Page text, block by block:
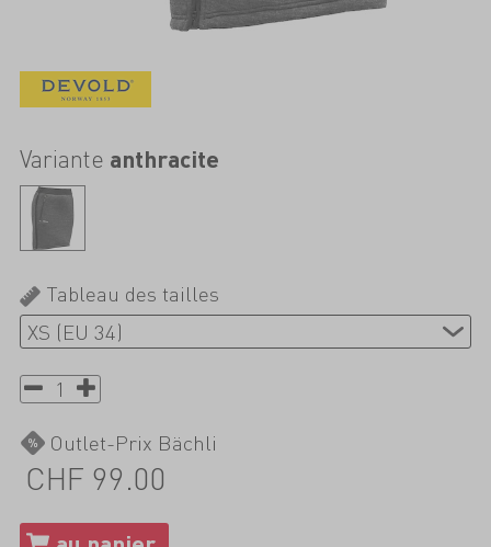
Variante anthracite
Tableau des tailles
Outlet-Prix Bächli
CHF 99.00